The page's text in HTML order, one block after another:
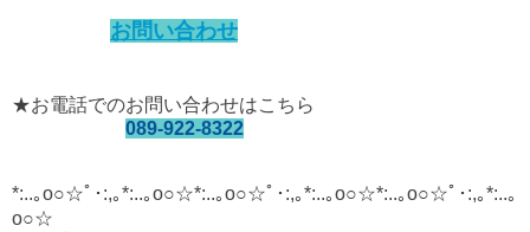
お問い合わせ
★お電話でのお問い合わせはこちら
089-922-8322
*:..｡o○☆ﾟ･:,｡*:..｡o○☆*:..｡o○☆ﾟ･:,｡*:..｡o○☆*:..｡o○☆ﾟ･:,｡*:..｡
o○☆